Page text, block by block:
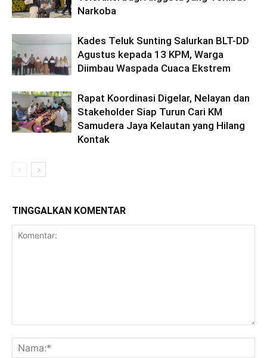
Narkoba
Kades Teluk Sunting Salurkan BLT-DD
Agustus kepada 13 KPM, Warga
Diimbau Waspada Cuaca Ekstrem
Rapat Koordinasi Digelar, Nelayan dan
Stakeholder Siap Turun Cari KM
Samudera Jaya Kelautan yang Hilang
Kontak
TINGGALKAN KOMENTAR